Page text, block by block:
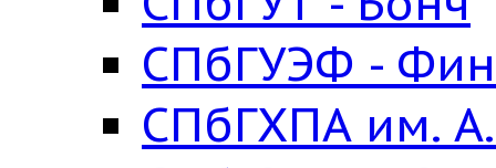
СПбГУЭФ -
СПбГХПА им.